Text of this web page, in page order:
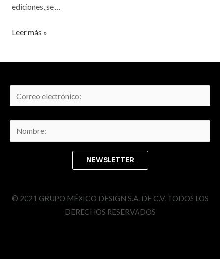
ediciones, se …
Leer más »
© 2021 GRUPO MÉXICO DESIGN S.A. DE C.V. TODOS LOS
DERECHOS RESERVADOS